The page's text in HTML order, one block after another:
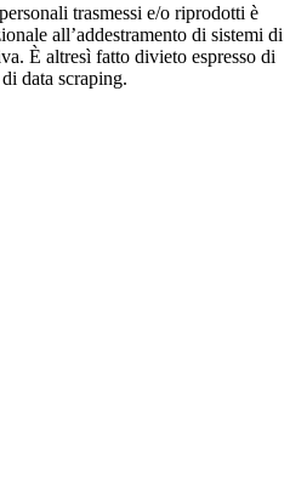
trasmessi e/o riprodotti è
all’addestramento di sistemi di
È altresì fatto divieto espresso di
data scraping.